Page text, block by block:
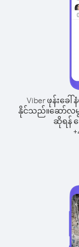
Viber ဖုန်းခေ
နိုင်သည်။ဆော်လမွ
ဆိုရန် အ
+